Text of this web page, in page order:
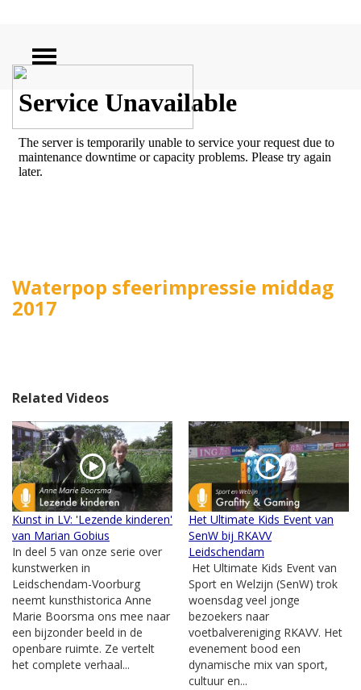
ZOEKEN
Waterpop sfeerimpressie middag
2017
Related Videos
Kunst in LV: 'Lezende kinderen'
van Marian Gobius
In deel 5 van onze serie over
kunstwerken in
Leidschendam-Voorburg
neemt kunsthistorica Anne
Marie Boorsma ons mee naar
een bijzonder beeld in de
openbare ruimte. Ze vertelt
het complete verhaal...
Het Ultimate Kids Event van
SenW bij RKAVV
Leidschendam
Het Ultimate Kids Event van
Sport en Welzijn (SenW) trok
woensdag veel jonge
bezoekers naar
voetbalvereniging RKAVV. Het
evenement bood een
dynamische mix van sport,
cultuur en...